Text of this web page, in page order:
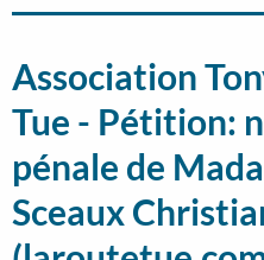
Association
Tue - Pétition:
pénale de
Sceaux